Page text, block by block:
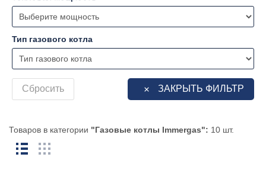
Тип газового котла
Сбросить ЗАКРЫТЬ ФИЛЬТР
Товаров в категории "Газовые котлы Immergas": 10 шт.